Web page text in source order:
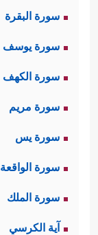
سورة البقرة
سورة يوسف
سورة الكهف
سورة مريم
سورة يس
سورة الواقعة
سورة الملك
آية الكرسي